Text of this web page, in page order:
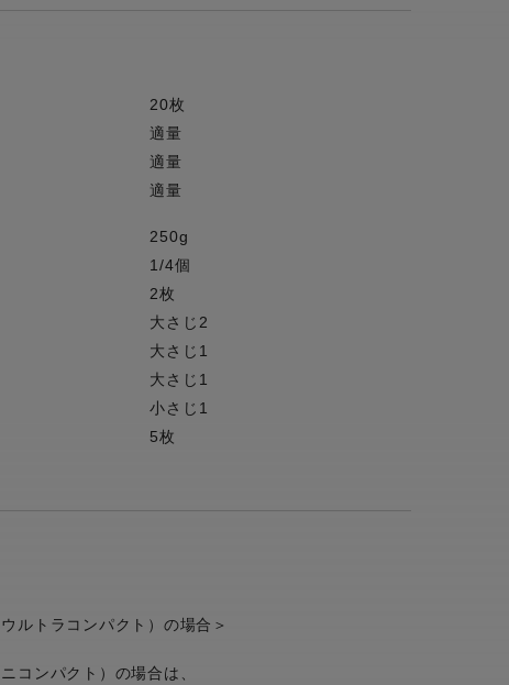
20枚
適量
適量
適量
250g
1/4個
2枚
大さじ2
大さじ1
大さじ1
小さじ1
5枚
ルトラコンパクト）の場合＞
コンパクト）の場合は、